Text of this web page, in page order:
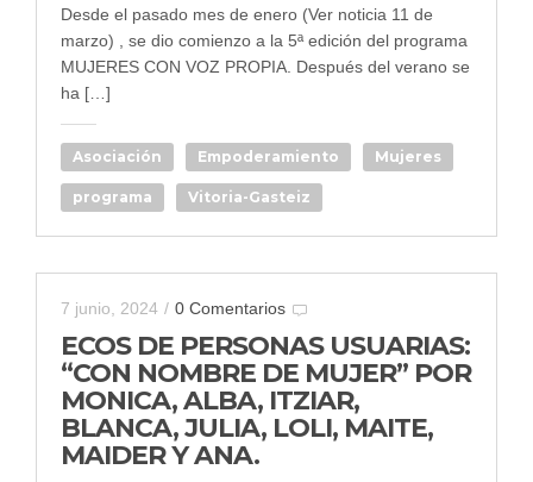
Desde el pasado mes de enero (Ver noticia 11 de
marzo) , se dio comienzo a la 5ª edición del programa
MUJERES CON VOZ PROPIA. Después del verano se
ha […]
Asociación Empoderamiento Mujeres
programa Vitoria-Gasteiz
7 junio, 2024 / 0 Comentarios
ECOS DE PERSONAS USUARIAS:
“CON NOMBRE DE MUJER” POR
MONICA, ALBA, ITZIAR,
BLANCA, JULIA, LOLI, MAITE,
MAIDER Y ANA.